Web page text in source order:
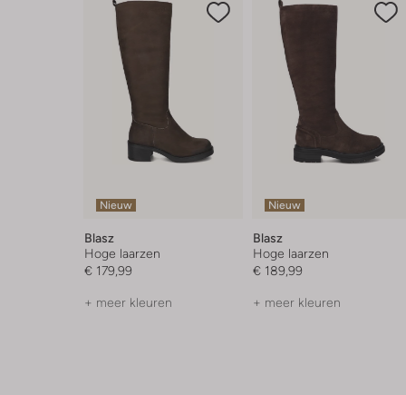
Nieuw
Blasz
Hoge laarzen
€ 179,99
+ meer kleuren
Nieuw
Blasz
Hoge laarzen
€ 189,99
+ meer kleuren